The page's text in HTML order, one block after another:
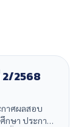
2/2568
กาศผลสอบ
กษา ประกาศ